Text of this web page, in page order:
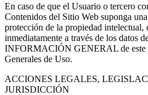
En caso de que el Usuario o tercero
Contenidos del Sitio Web suponga
protección de la propiedad intelectual,
inmediatamente a través de los datos
INFORMACIÓN GENERAL de este
Generales de Uso.
ACCIONES LEGALES,
JURISDICCIÓN